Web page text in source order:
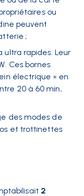
ou
peuvent
;
ultra rapides. Leur
Ces bornes
électrique » en
20 à 60 min,
des modes de
et trottinettes
2